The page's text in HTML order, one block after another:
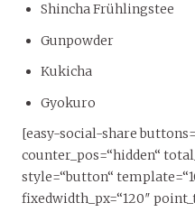
Shincha Frühlingstee
Gunpowder
Kukicha
Gyokuro
[easy-social-share
counter_pos=“hidden“
style=“button“
fixedwidth_px=“120″